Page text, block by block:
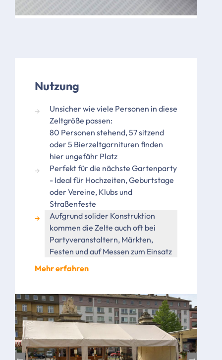
Nutzung
Unsicher wie viele Personen in diese
Zeltgröße passen:
80 Personen stehend, 57 sitzend
oder 5 Bierzeltgarnituren finden
hier ungefähr Platz
Perfekt für die nächste Gartenparty
- Ideal für Hochzeiten, Geburtstage
oder Vereine, Klubs und
Straßenfeste
Aufgrund solider Konstruktion
kommen die Zelte auch oft bei
Partyveranstaltern, Märkten,
Festen und auf Messen zum Einsatz
Mehr erfahren